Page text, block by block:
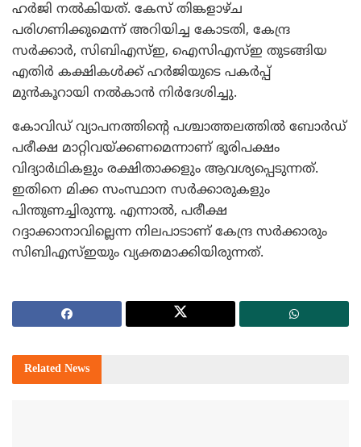
ഹര്‍ജി നല്‍കിയത്. കേസ് തിങ്കളാഴ്ച
പരിഗണിക്കുമെന്ന് അറിയിച്ച കോടതി, കേന്ദ്ര
സര്‍ക്കാര്‍, സിബിഎസ്ഇ, ഐസിഎസ്ഇ തുടങ്ങിയ
എതിര്‍ കക്ഷികള്‍ക്ക് ഹര്‍ജിയുടെ പകര്‍പ്പ്
മുന്‍കൂറായി നല്‍കാന്‍ നിര്‍ദേശിച്ചു.
കോവിഡ് വ്യാപനത്തിന്റെ പശ്ചാത്തലത്തില്‍ ബോര്‍ഡ്
പരീക്ഷ മാറ്റിവയ്ക്കണമെന്നാണ് ഭൂരിപക്ഷം
വിദ്യാര്‍ഥികളും രക്ഷിതാക്കളും ആവശ്യപ്പെടുന്നത്.
ഇതിനെ മിക്ക സംസ്ഥാന സര്‍ക്കാരുകളും
പിന്തുണച്ചിരുന്നു. എന്നാല്‍, പരീക്ഷ
റദ്ദാക്കാനാവില്ലെന്ന നിലപാടാണ് കേന്ദ്ര സര്‍ക്കാരും
സിബിഎസ്ഇയും വ്യക്തമാക്കിയിരുന്നത്.
Related News